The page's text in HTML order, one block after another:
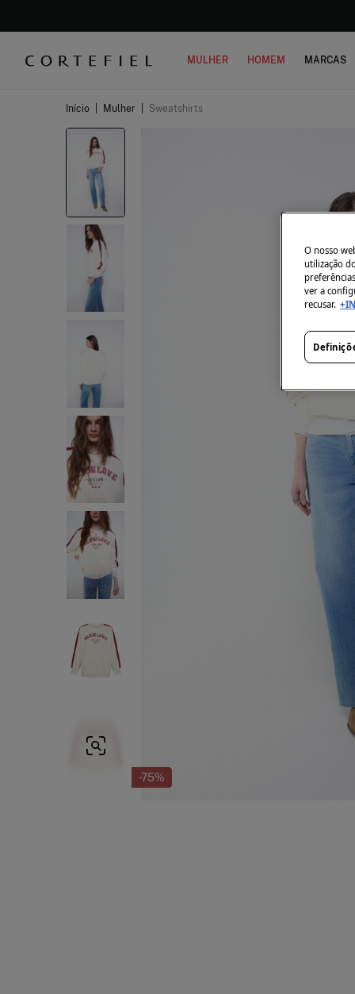
MULHER HOMEM MARCAS
Início Mulher Sweatshirts
-75%
O nosso
utilização
ver a
recusar.